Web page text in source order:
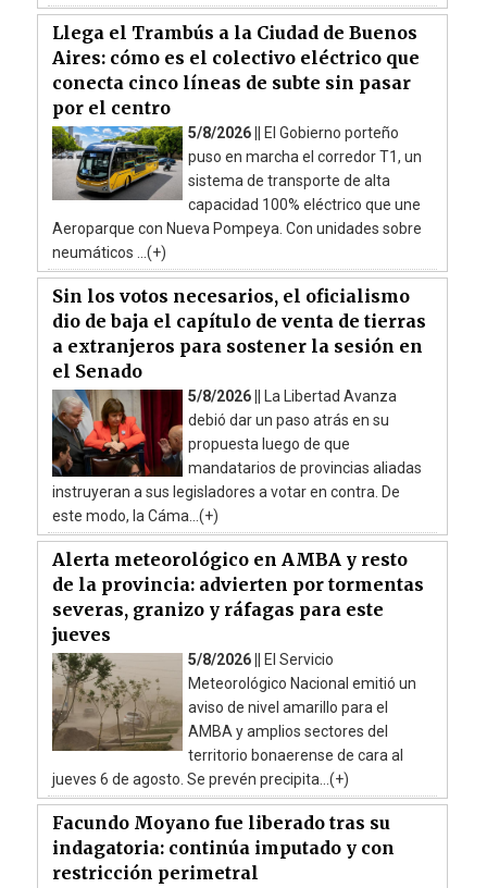
Llega el Trambús a la Ciudad de Buenos
Aires: cómo es el colectivo eléctrico que
conecta cinco líneas de subte sin pasar
por el centro
5/8/2026 ||
El Gobierno porteño
puso en marcha el corredor T1, un
sistema de transporte de alta
capacidad 100% eléctrico que une
Aeroparque con Nueva Pompeya. Con unidades sobre
neumáticos ...(+)
Sin los votos necesarios, el oficialismo
dio de baja el capítulo de venta de tierras
a extranjeros para sostener la sesión en
el Senado
5/8/2026 ||
La Libertad Avanza
debió dar un paso atrás en su
propuesta luego de que
mandatarios de provincias aliadas
instruyeran a sus legisladores a votar en contra. De
este modo, la Cáma...(+)
Alerta meteorológico en AMBA y resto
de la provincia: advierten por tormentas
severas, granizo y ráfagas para este
jueves
5/8/2026 ||
El Servicio
Meteorológico Nacional emitió un
aviso de nivel amarillo para el
AMBA y amplios sectores del
territorio bonaerense de cara al
jueves 6 de agosto. Se prevén precipita...(+)
Facundo Moyano fue liberado tras su
indagatoria: continúa imputado y con
restricción perimetral